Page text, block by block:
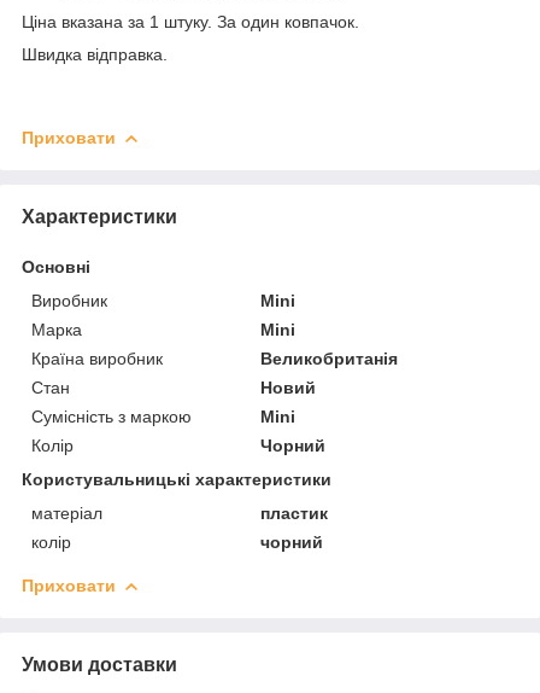
Ціна вказана за 1 штуку. За один ковпачок.
Швидка відправка.
Приховати
Характеристики
Основні
Виробник
Mini
Марка
Mini
Країна виробник
Великобританія
Стан
Новий
Сумісність з маркою
Mini
Колір
Чорний
Користувальницькі характеристики
матеріал
пластик
колір
чорний
Приховати
Умови доставки